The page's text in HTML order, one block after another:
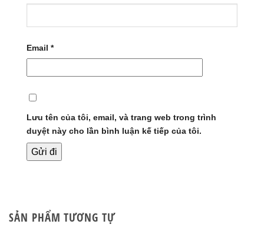
Email *
Lưu tên của tôi, email, và trang web trong trình
duyệt này cho lần bình luận kế tiếp của tôi.
SẢN PHẨM TƯƠNG TỰ